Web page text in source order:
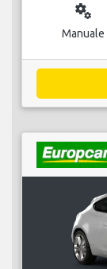
miscellaneous_services
Manuale